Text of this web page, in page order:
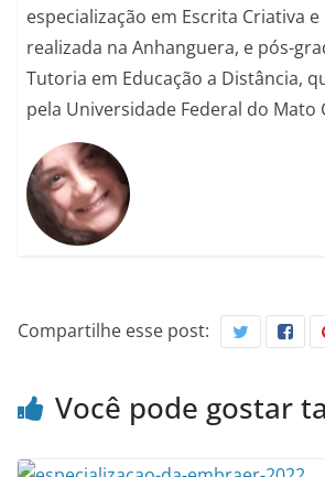
especialização em Escrita Criativa
realizada na Anhanguera, e pós-
Tutoria em Educação a Distância,
pela Universidade Federal do Mato
Compartilhe esse post:
Você pode gostar